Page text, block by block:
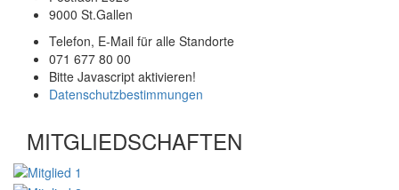
9000 St.Gallen
Telefon, E-Mail für alle Standorte
071 677 80 00
Bitte Javascript aktivieren!
Datenschutzbestimmungen
MITGLIEDSCHAFTEN